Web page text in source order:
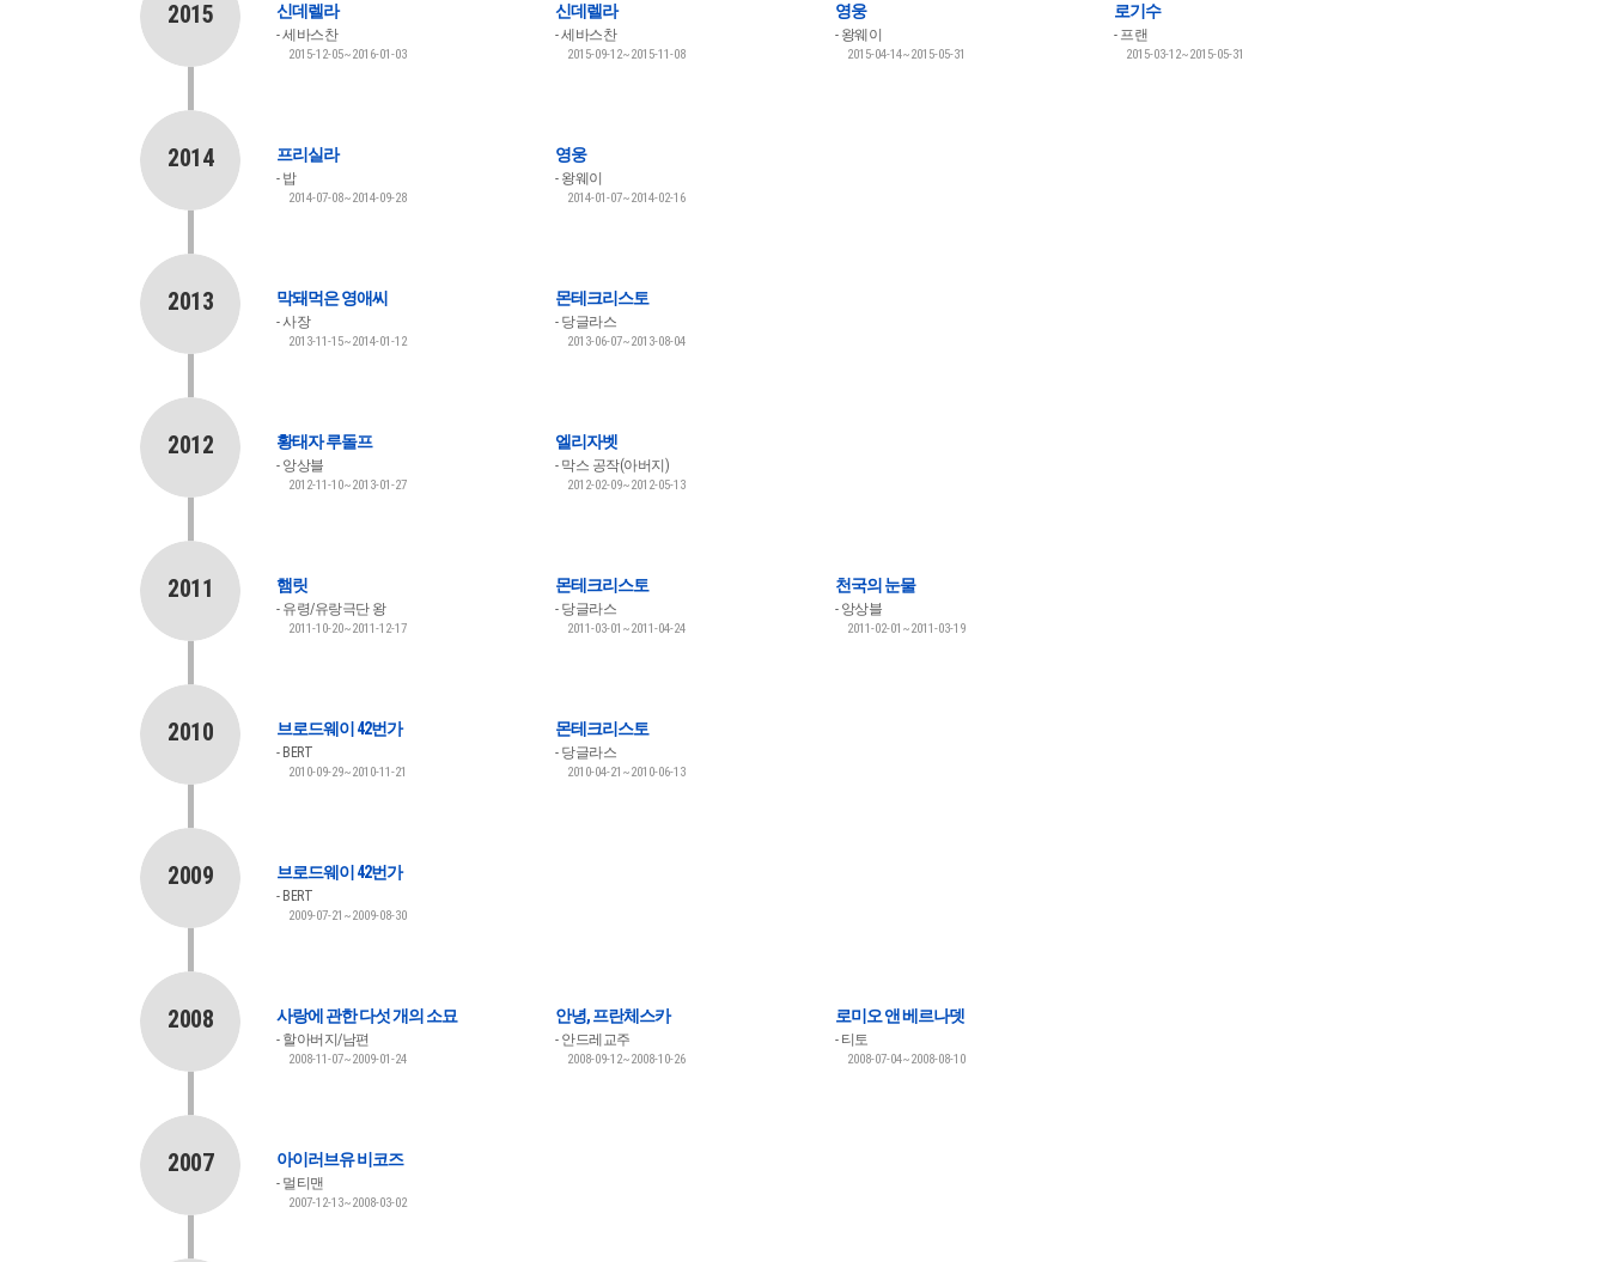
2015 신데렐라
세바스찬
2015-12-05~2016-01-03
신데렐라
세바스찬
2015-09-12~2015-11-08
영웅
왕웨이
2015-04-14~2015-05-31
로기수
프랜
2015-03-12~2015-05-31
2014 프리실라
밥
2014-07-08~2014-09-28
영웅
왕웨이
2014-01-07~2014-02-16
2013 막돼먹은 영애씨
사장
2013-11-15~2014-01-12
몬테크리스토
당글라스
2013-06-07~2013-08-04
2012 황태자 루돌프
앙상블
2012-11-10~2013-01-27
엘리자벳
막스 공작(아버지)
2012-02-09~2012-05-13
2011 햄릿
유령/유랑극단 왕
2011-10-20~2011-12-17
몬테크리스토
당글라스
2011-03-01~2011-04-24
천국의 눈물
앙상블
2011-02-01~2011-03-19
2010 브로드웨이 42번가
BERT
2010-09-29~2010-11-21
몬테크리스토
당글라스
2010-04-21~2010-06-13
2009 브로드웨이 42번가
BERT
2009-07-21~2009-08-30
2008 사랑에 관한 다섯 개의 소묘
할아버지/남편
2008-11-07~2009-01-24
안녕, 프란체스카
안드레교주
2008-09-12~2008-10-26
로미오 앤 베르나뎃
티토
2008-07-04~2008-08-10
2007 아이러브유 비코즈
멀티맨
2007-12-13~2008-03-02